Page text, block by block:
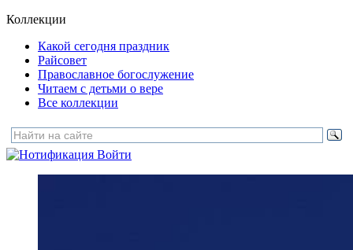
Коллекции
Какой сегодня праздник
Райсовет
Православное богослужение
Читаем с детьми о вере
Все коллекции
Войти